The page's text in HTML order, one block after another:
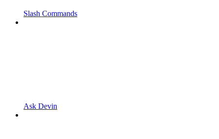
Slash Commands
Ask Devin